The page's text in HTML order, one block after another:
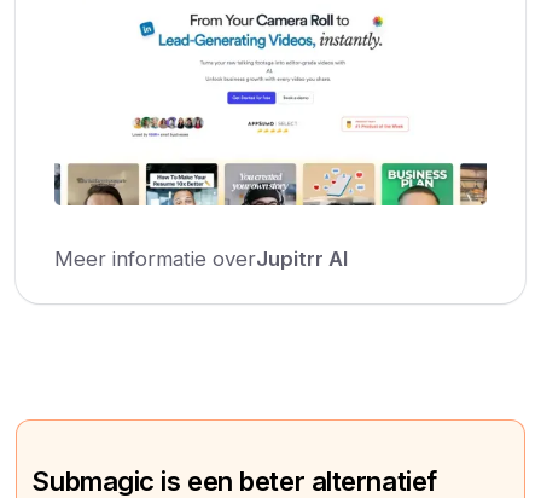
Meer informatie overJupitrr AI
Submagic is een beter alternatief